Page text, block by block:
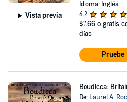
Vista previa
Idioma: Inglés
4.2
$7.66 o gratis
días
Pruebe
Boudicca:
De: Laurel A.